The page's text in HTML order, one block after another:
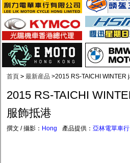
首頁 > 最新産品 >2015 RS-TAICHI WINTER
2015 RS-TAICHI
服飾抵港
撰文 / 攝影： Hong 產品提供： 亞林電單車行